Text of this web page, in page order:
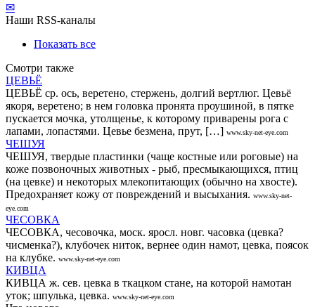
✉
Наши RSS-каналы
Показать все
Смотри также
ЦЕВЬЁ
ЦЕВЬЁ ср. ось, веретено, стержень, долгий вертлюг. Цевьё
якоря, веретено; в нем головка пронята проушиной, в пятке
пускается мочка, утолщенье, к которому приварены рога с
лапами, лопастями. Цевье безмена, прут, […] www.sky-net-eye.com
ЧЕШУЯ
ЧЕШУЯ, твердые пластинки (чаще костные или роговые) на
коже позвоночных животных - рыб, пресмыкающихся, птиц
(на цевке) и некоторых млекопитающих (обычно на хвосте).
Предохраняет кожу от повреждений и высыхания. www.sky-net-
eye.com
ЧЕСОВКА
ЧЕСОВКА, чесовочка, моск. яросл. новг. часовка (цевка?
чисменка?), клубочек ниток, вернее один намот, цевка, поясок
на клубке. www.sky-net-eye.com
КИВЦА
КИВЦА ж. сев. цевка в ткацком стане, на которой намотан
уток; шпулька, цевка. www.sky-net-eye.com